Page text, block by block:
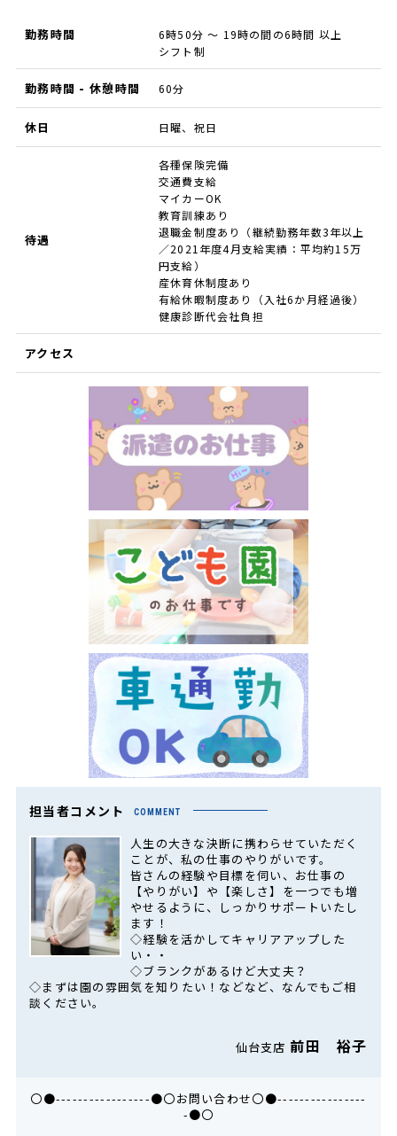
勤務時間
6時50分 ～ 19時の間の6時間 以上
シフト制
勤務時間 - 休憩時間 60分
休日 日曜、祝日
待遇
各種保険完備
交通費支給
マイカーOK
教育訓練あり
退職金制度あり（継続勤務年数3年以上
／2021年度4月支給実績：平均約15万
円支給）
産休育休制度あり
有給休暇制度あり（入社6か月経過後）
健康診断代会社負担
アクセス
担当者コメント COMMENT
人生の大きな決断に携わらせていただく
ことが、私の仕事のやりがいです。
皆さんの経験や目標を伺い、お仕事の
【やりがい】や【楽しさ】を一つでも増
やせるように、しっかりサポートいたし
ます！
◇経験を活かしてキャリアアップした
い・・
◇ブランクがあるけど大丈夫？
◇まずは園の雰囲気を知りたい！などなど、なんでもご相
談ください。
仙台支店 前田 裕子
〇●-----------------●〇お問い合わせ〇●----------------
-●〇